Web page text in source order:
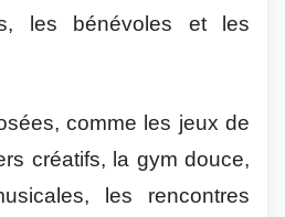
les bénévoles et les
comme les jeux de
créatifs, la gym douce,
les rencontres